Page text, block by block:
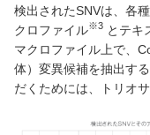
検出されたSNVは、各
クロファイル※3 とテキ
マクロファイル上で、
体）変異候補を抽出す
だくためには、トリオ